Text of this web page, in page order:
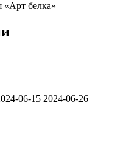
«Арт белка»
06-15 2024-06-26